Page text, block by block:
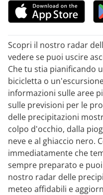
Scopri il nostro radar
vedere se puoi uscire
Che tu stia pianificando
bicicletta o
informazioni sulle aree
sulle previsioni per le
delle precipitazioni
colpo d'occhio, dalla
neve e al ghiaccio nero.
immediatamente che
sempre preparato e
nostro radar delle
meteo affidabili e